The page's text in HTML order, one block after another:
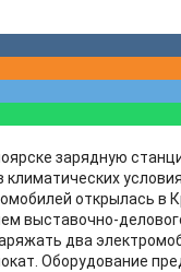
зарядную
открылась в
выставочно-
два
Оборудование